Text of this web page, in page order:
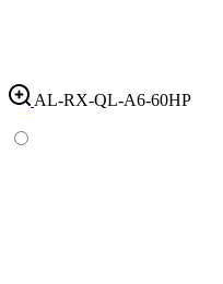
AL-RX-QL-A6-60HP